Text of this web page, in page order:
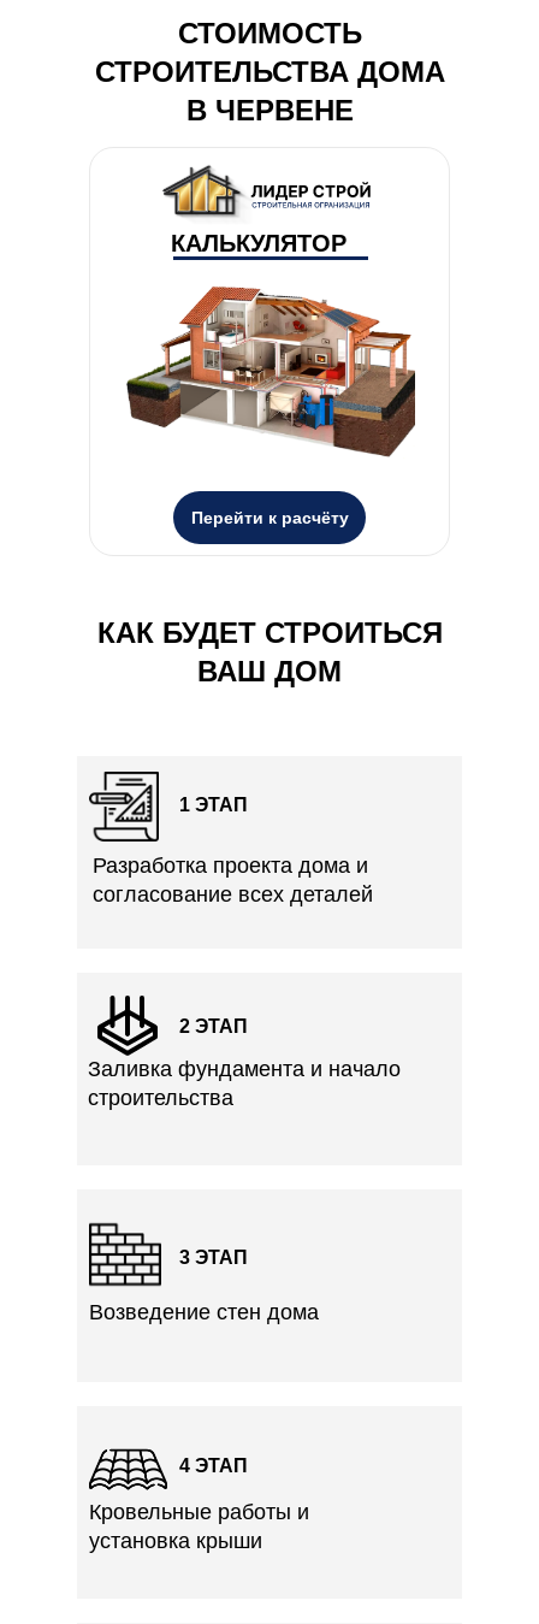
СТОИМОСТЬ
СТРОИТЕЛЬСТВА ДОМА
В ЧЕРВЕНЕ
Перейти к расчёту
КАЛЬКУЛЯТОР
КАК БУДЕТ СТРОИТЬСЯ
ВАШ ДОМ
1 ЭТАП
Разработка проекта дома и
согласование всех деталей
2 ЭТАП
Заливка фундамента и начало
строительства
3 ЭТАП
Возведение стен дома
4 ЭТАП
Кровельные работы и
установка крыши